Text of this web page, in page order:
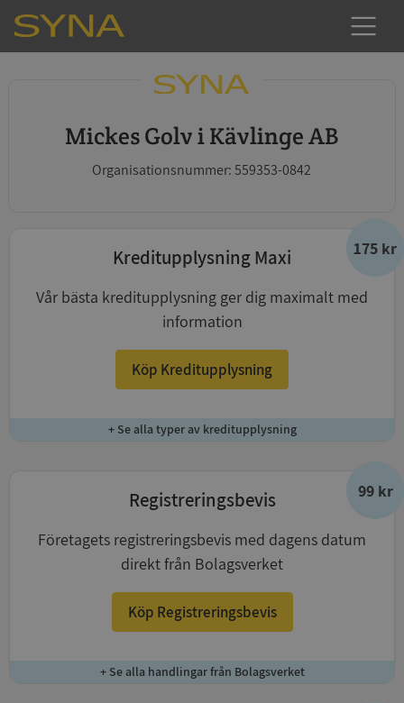
Mickes Golv i Kävlinge AB
Organisationsnummer: 559353-0842
175 kr
Kreditupplysning Maxi
Vår bästa kreditupplysning ger dig maximalt med
information
Köp Kreditupplysning
+ Se alla typer av kreditupplysning
99 kr
Registreringsbevis
Företagets registreringsbevis med dagens datum
direkt från Bolagsverket
Köp Registreringsbevis
+ Se alla handlingar från Bolagsverket